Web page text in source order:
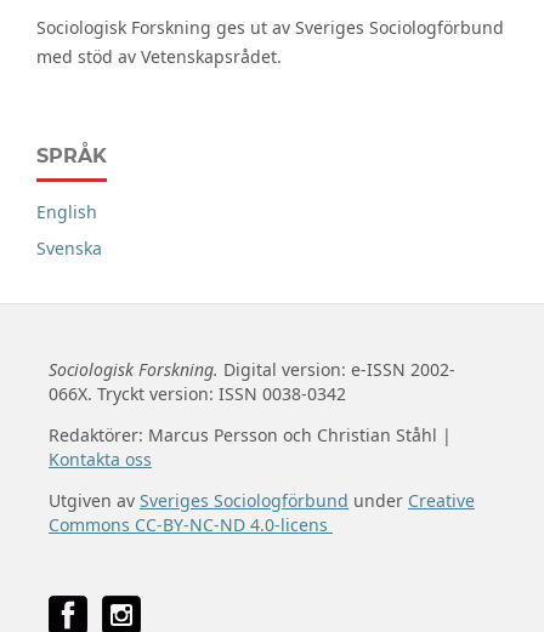
Sociologisk Forskning ges ut av Sveriges Sociologförbund
med stöd av Vetenskapsrådet.
SPRÅK
English
Svenska
Sociologisk Forskning. Digital version: e-ISSN 2002-
066X. Tryckt version: ISSN 0038-0342
Redaktörer: Marcus Persson och Christian Ståhl |
Kontakta oss
Utgiven av Sveriges Sociologförbund under Creative
Commons CC-BY-NC-ND 4.0-licens